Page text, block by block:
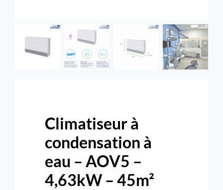
Nous contacter : 04 72 48 02 18
Climatiseur à
condensation à
eau – AOV5 –
4,63kW – 45m²